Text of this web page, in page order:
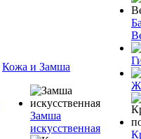
Кожа и Замша
Замша
искусственная